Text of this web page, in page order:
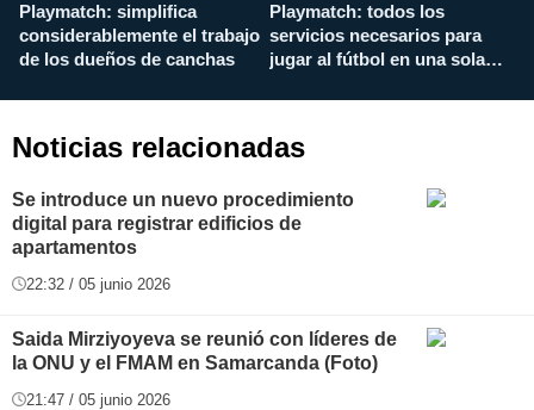
Playmatch: simplifica
considerablemente el trabajo
de los dueños de canchas
Playmatch: todos los
servicios necesarios para
jugar al fútbol en una sola
Noticias relacionadas
Se introduce un nuevo procedimiento
digital para registrar edificios de
apartamentos
22:32 / 05 junio 2026
Saida Mirziyoyeva se reunió con líderes de
la ONU y el FMAM en Samarcanda (Foto)
21:47 / 05 junio 2026